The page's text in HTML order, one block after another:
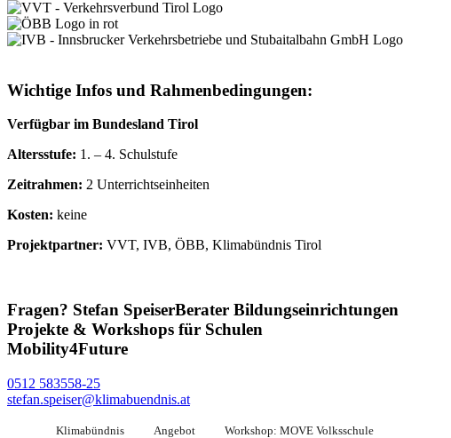
Wichtige Infos und Rahmenbedingungen:
Verfügbar im Bundesland Tirol
Altersstufe: 1. – 4. Schulstufe
Zeitrahmen: 2 Unterrichtseinheiten
Kosten: keine
Projektpartner: VVT, IVB, ÖBB, Klimabündnis Tirol
Fragen? Stefan SpeiserBerater Bildungseinrichtungen
Projekte & Workshops für Schulen
Mobility4Future
0512 583558-25
stefan.speiser@klimabuendnis.at
Klimabündnis Angebot Workshop: MOVE Volksschule